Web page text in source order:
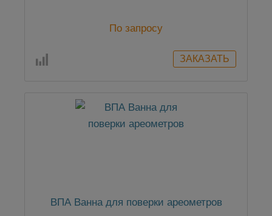
По запросу
ВПА Ванна для поверки ареометров